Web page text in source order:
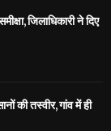
जिलाधिकारी ने दिए
की तस्वीर, गांव में ही